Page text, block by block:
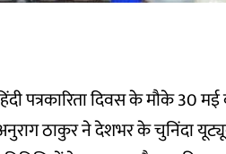
पत्रकारिता दिवस के मौके 30
ठाकुर ने देशभर के चुनिंदा